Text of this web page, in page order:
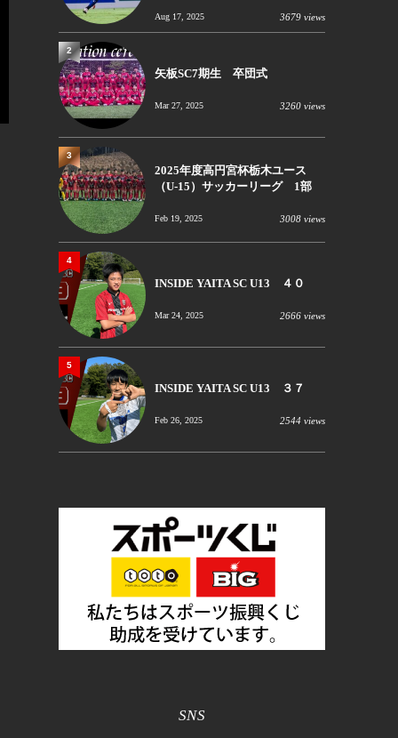
Aug 17, 2025 3679 views
矢板SC7期生 卒団式
Mar 27, 2025 3260 views
2
2025年度高円宮杯栃木ユース
（U-15）サッカーリーグ 1部
Feb 19, 2025 3008 views
3
INSIDE YAITA SC U13 ４０
Mar 24, 2025 2666 views
4
INSIDE YAITA SC U13 ３７
Feb 26, 2025 2544 views
5
SNS